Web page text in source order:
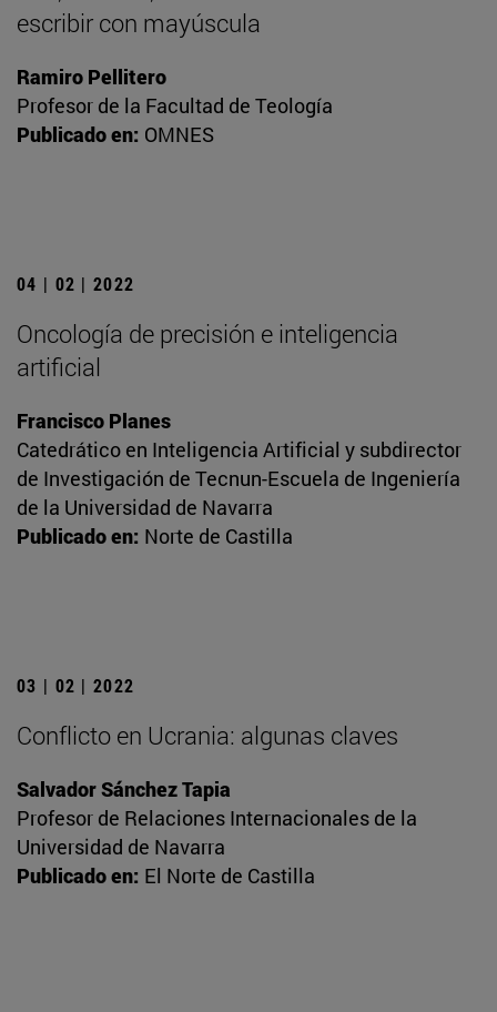
escribir con mayúscula
Ramiro Pellitero
Profesor de la Facultad de Teología
Publicado en: OMNES
04 | 02 | 2022
Oncología de precisión e inteligencia
artificial
Francisco Planes
Catedrático en Inteligencia Artificial y subdirector
de Investigación de Tecnun-Escuela de Ingeniería
de la Universidad de Navarra
Publicado en: Norte de Castilla
03 | 02 | 2022
Conflicto en Ucrania: algunas claves
Salvador Sánchez Tapia
Profesor de Relaciones Internacionales de la
Universidad de Navarra
Publicado en: El Norte de Castilla